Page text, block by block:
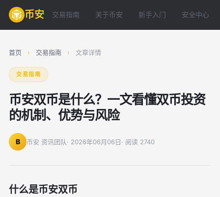
币安 交易指南 关于币安 新手入门 安全中心
首页 › 交易指南 › 文章详情
交易指南
币安双币是什么？一文看懂双币投资
的机制、优势与风险
B 币安 资讯团队· 2026年06月06日· 阅读 2740
什么是币安双币